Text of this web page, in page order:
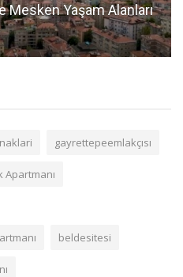
Mesken Yaşam Alanları
gayrettepeemlakçısı
Apartmanı
beldesitesi